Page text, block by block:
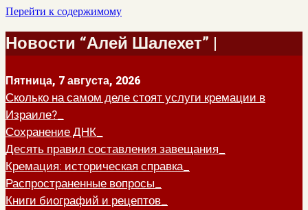
Перейти к содержимому
Новости “Алей Шалехет” |
Пятница, 7 августа, 2026
Сколько на самом деле стоят услуги кремации в
Израиле?
Сохранение ДНК
Десять правил составления завещания
Кремация: историческая справка
Распространенные вопросы
Книги биографий и рецептов